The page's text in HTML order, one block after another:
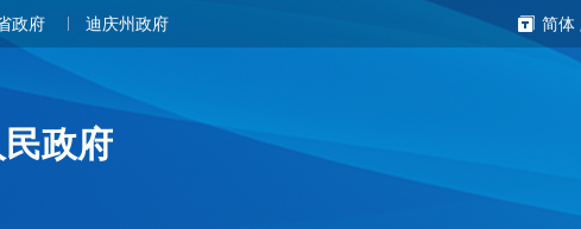
政府 迪庆州政府 简体
政府